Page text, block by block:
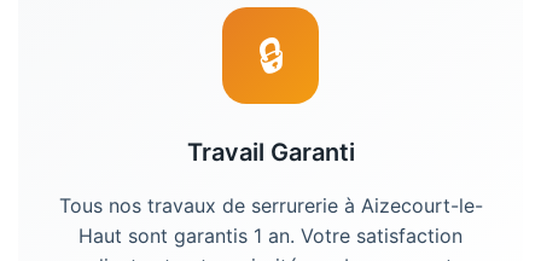
🔒
Travail Garanti
Tous nos travaux de serrurerie à Aizecourt-le-
Haut sont garantis 1 an. Votre satisfaction